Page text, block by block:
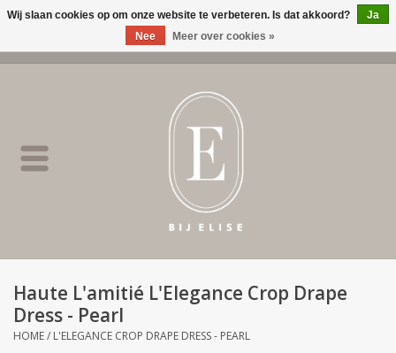
BIJ ELISE
SALE
Merken
Haute L'amitié L'Elegance Crop Drape
Dress - Pearl
HOME/ L'ELEGANCE CROP DRAPE DRESS - PEARL
Wij slaan cookies op om onze website te verbeteren. Is dat akkoord?
Ja
Nee
Meer over cookies »